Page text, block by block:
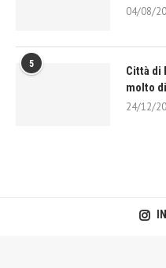
04/08/
5
Città di
molto
24/12/